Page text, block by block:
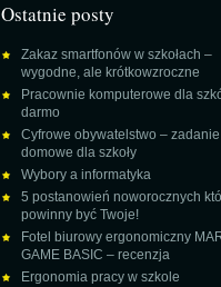
Ostatnie posty
Zakaz smartfonów w szkołach –
wygodne, ale krótkowzroczne
Pracownie komputerowe dla
darmo
Cyfrowe obywatelstwo – zadanie
domowe dla szkoły
Wybory a informatyka
5 postanowień noworocznych
powinny być Twoje!
Fotel biurowy ergonomiczny
GAME BASIC – recenzja
Ergonomia pracy w szkole